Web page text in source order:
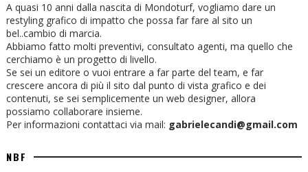
A quasi 10 anni dalla nascita di Mondoturf, vogliamo dare un
restyling grafico di impatto che possa far fare al sito un
bel..cambio di marcia.
Abbiamo fatto molti preventivi, consultato agenti, ma quello che
cerchiamo è un progetto di livello.
Se sei un editore o vuoi entrare a far parte del team, e far
crescere ancora di più il sito dal punto di vista grafico e dei
contenuti, se sei semplicemente un web designer, allora
possiamo collaborare insieme.
Per informazioni contattaci via mail: gabrielecandi@gmail.com
NBF